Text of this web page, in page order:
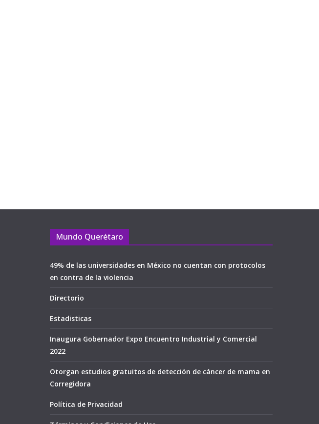
Mundo Querétaro
49% de las universidades en México no cuentan con protocolos
en contra de la violencia
Directorio
Estadisticas
Inaugura Gobernador Expo Encuentro Industrial y Comercial
2022
Otorgan estudios gratuitos de detección de cáncer de mama en
Corregidora
Política de Privacidad